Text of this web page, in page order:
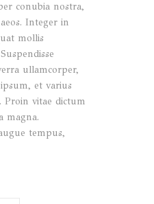
conubia nostra,
Integer in
mollis
ullamcorper,
et varius
vitae dictum
magna.
tempus,